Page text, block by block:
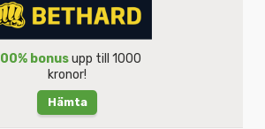
bonusupp till 1000
kronor!
Hämta